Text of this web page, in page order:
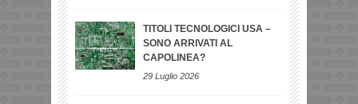
TITOLI TECNOLOGICI USA –
SONO ARRIVATI AL
CAPOLINEA?
29 Luglio 2026